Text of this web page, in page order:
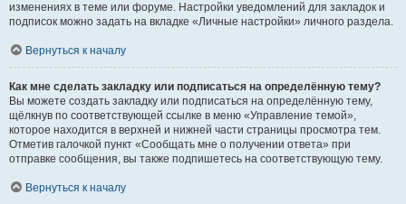
изменениях в теме или форуме. Настройки уведомлений для закладок и
подписок можно задать на вкладке «Личные настройки» личного раздела.
Вернуться к началу
Как мне сделать закладку или подписаться на определённую тему?
Вы можете создать закладку или подписаться на определённую тему,
щёлкнув по соответствующей ссылке в меню «Управление темой»,
которое находится в верхней и нижней части страницы просмотра тем.
Отметив галочкой пункт «Сообщать мне о получении ответа» при
отправке сообщения, вы также подпишетесь на соответствующую тему.
Вернуться к началу